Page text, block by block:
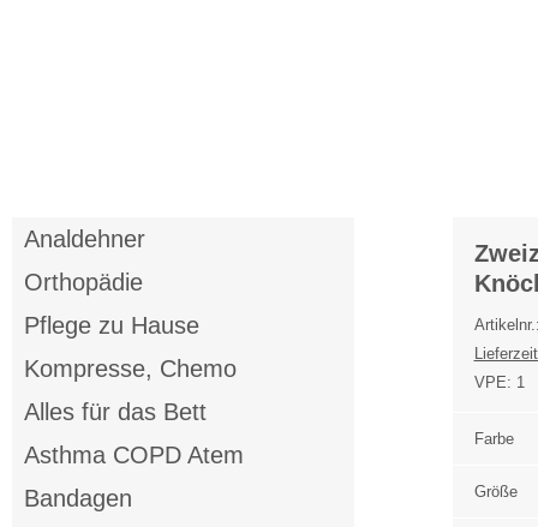
Analdehner
Orthopädie
Pflege zu Hause
Kompresse, Chemo
Alles für das Bett
Asthma COPD Atem
Bandagen
VPE: 1
Farbe
Größe